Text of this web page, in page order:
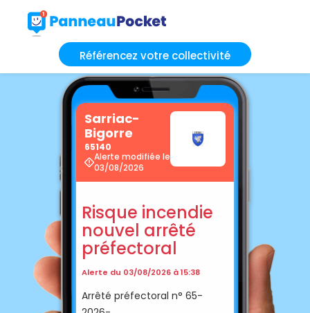
Référencez votre collectivité
Sarriac-
Bigorre
65140
Alerte modifiée le
03/08/2026
Risque incendie
nouvel arrêté
préfectoral
Alerte du 03/08/2026 à 15:38
Arrêté préfectoral n° 65-